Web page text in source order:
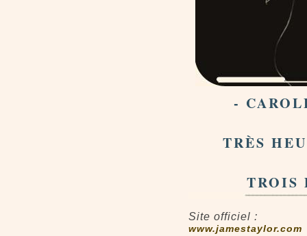
-
TRÈS
TROIS
Site officiel :
www.jamestaylor.com